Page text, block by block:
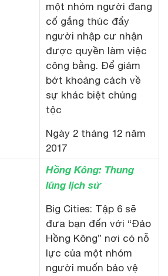
một nhóm người đang
cố gắng thúc đẩy
người nhập cư nhận
được quyền làm việc
công bằng. Để giảm
bớt khoảng cách về
sự khác biệt chủng
tộc
Ngày 2 tháng 12 năm
2017
Hồng Kông: Thung
lũng lịch sử
Big Cities: Tập 6 sẽ
đưa bạn đến với “Đảo
Hồng Kông” nơi có nỗ
lực của một nhóm
người muốn bảo vệ